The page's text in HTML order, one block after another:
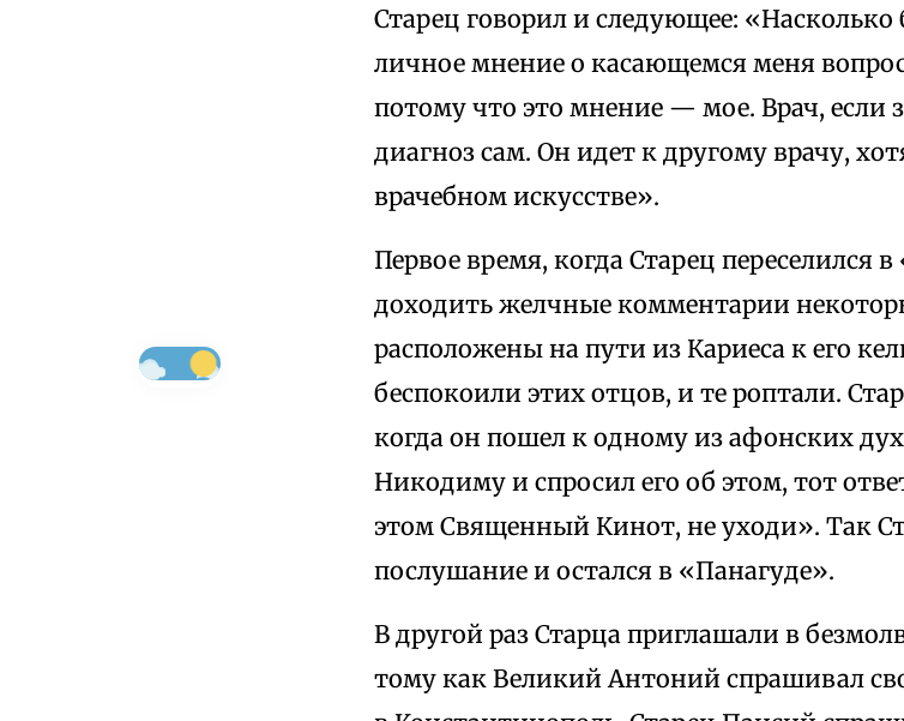
Старец говорил и следующее:
личное мнение о касающемся меня
потому что это мнение — мое. Врач, если
диагноз сам. Он идет к другому врачу,
врачебном искусстве».
Первое время, когда Старец переселился
доходить желчные комментарии
расположены на пути из Кариеса к его
беспокоили этих отцов, и те роптали.
когда он пошел к одному из афонских
Никодиму и спросил его об этом, тот
этом Священный Кинот, не уходи». Так
послушание и остался в «Панагуде».
В другой раз Старца приглашали в
тому как Великий Антоний спрашивал